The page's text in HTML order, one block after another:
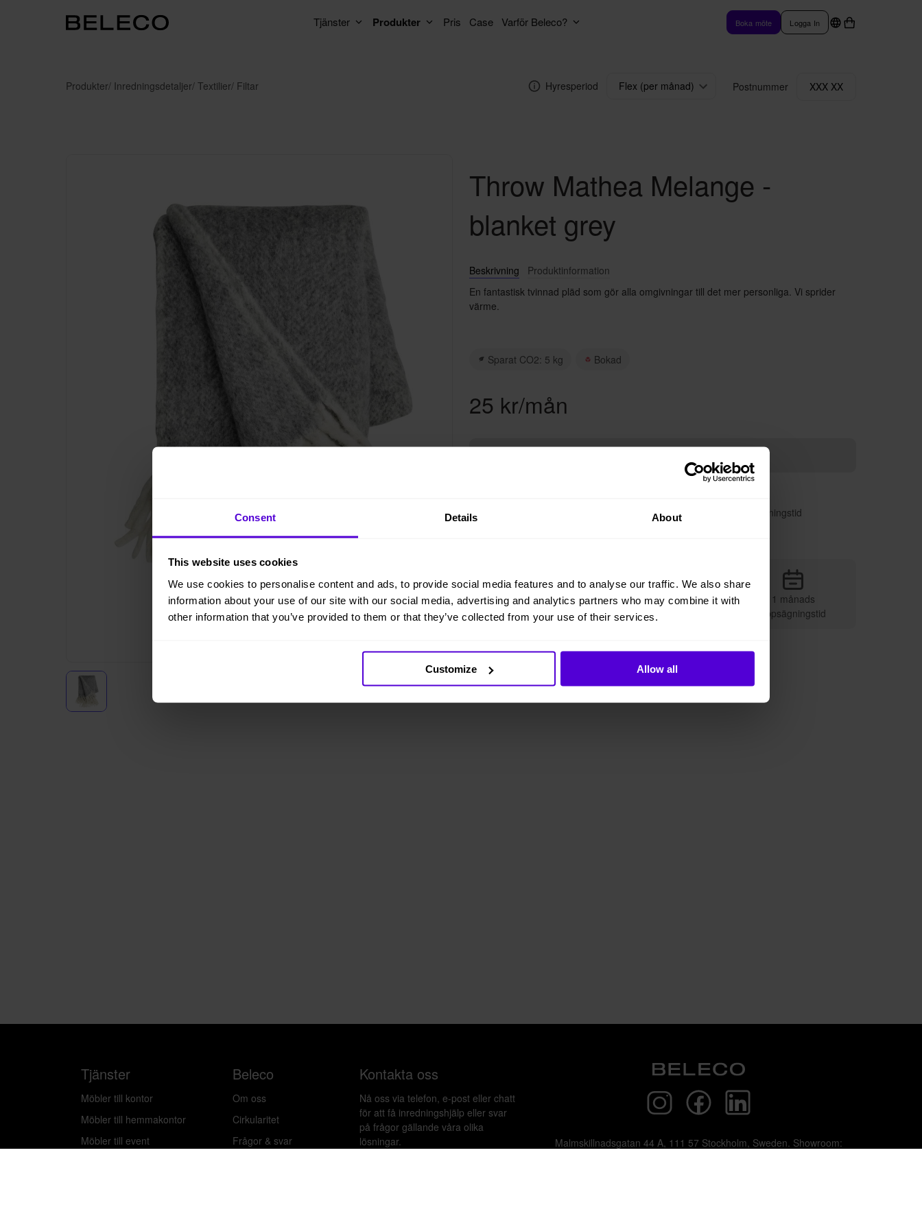
Consent Details About
This website uses cookies
We use cookies to personalise content and ads, to provide social media features and to analyse our traffic. We also share
information about your use of our site with our social media, advertising and analytics partners who may combine it with
other information that you’ve provided to them or that they’ve collected from your use of their services.
Customize Allow all
Tjänster Produkter Pris Case Varför Beleco? Boka möte Logga In
Produkter/ Inredningsdetaljer/ Textilier/ Filtar Hyresperiod Flex (per månad) Postnummer XXX XX
Throw Mathea Melange -
blanket grey
Beskrivning
Produktinformation
En fantastisk tvinnad pläd som gör alla omgivningar till det mer personliga. Vi sprider
värme.
Sparat CO2: 5 kg Bokad
25 kr/mån
Avsluta hyresperioden när du vill, med enbart en månads uppsägningstid
Helt flexibelt Vi sköter leveransen
1 månads
uppsägningstid
Tjänster
Möbler till kontor
Möbler till hemmakontor
Möbler till event
Beleco
Om oss
Cirkularitet
Frågor & svar
Kontakta oss
Nå oss via telefon, e-post eller chatt
för att få inredningshjälp eller svar
på frågor gällande våra olika
lösningar.
Malmskillnadsgatan 44 A, 111 57 Stockholm, Sweden. Showroom: